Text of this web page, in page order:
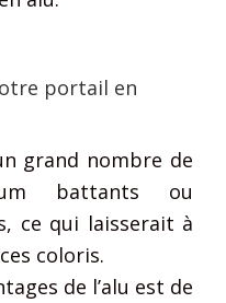
portail en
grand nombre de
battants ou
ce qui laisserait à
coloris.
de l’alu est de